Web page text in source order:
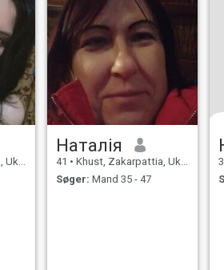
Наталія
41 • Khust, Zakarpattia, Ukraine
Søger: Mand 35 - 47